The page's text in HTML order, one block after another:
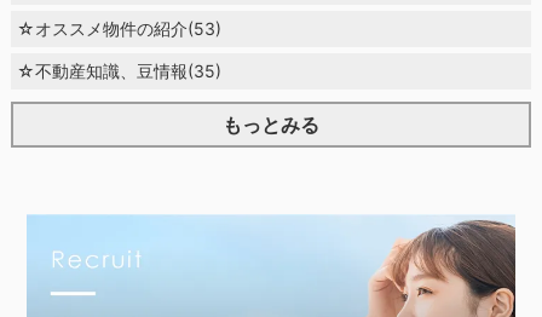
☆オススメ物件の紹介(53)
☆不動産知識、豆情報(35)
もっとみる